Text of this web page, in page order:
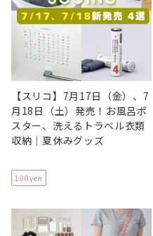
【スリコ】7月17日（金）、7
月18日（土）発売！お風呂ポ
スター、洗えるトラベル衣類
収納｜夏休みグッズ
100yen